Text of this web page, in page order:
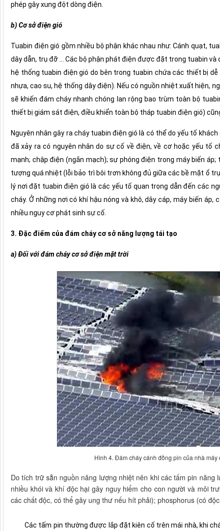
phép gây xung đột dòng điện.
b) Cơ sở điện gió
Tuabin điện gió gồm nhiều bộ phận khác nhau như: Cánh quạt,
dây dẫn, trụ đỡ ... Các bộ phận phát điện được đặt trong tuabin
hệ thống tuabin điện gió do bên trong tuabin chứa các thiết bị
nhựa, cao su, hệ thống dây điện). Nếu có nguồn nhiệt xuất hiện,
sẽ khiến đám cháy nhanh chóng lan rộng bao trùm toàn bộ
thiết bị giám sát điện, điều khiển toàn bộ tháp tuabin điện gió)
Nguyên nhân gây ra cháy tuabin điện gió là có thể do yếu tố
đã xảy ra có nguyên nhân do sự cố về điện, về cơ hoặc yếu tố
mạnh; chập điện (ngắn mạch); sự phóng điện trong máy biến
tượng quá nhiệt (lỗi bảo trì bôi trơn không đủ giữa các bề mặt ổ
lý nơi đặt tuabin điện gió là các yếu tố quan trọng dẫn đến các
cháy. Ở những nơi có khí hậu nóng và khô, dây cáp, máy biến
nhiều nguy cơ phát sinh sự cố.
3. Đặc điểm của đám cháy cơ sở năng lượng tái tạo
a) Đối với đám cháy cơ sở điện mặt trời
Hình 4. Đám cháy cánh đồng pin của nhà
Do tích trữ sẵn nguồn năng lượng nhiệt nên khi các tấm pin
nhiều khói và khí độc hại gây nguy hiểm cho con người và môi
các chất độc, có thể gây ung thư nếu hít phải); phosphorus (có
Các tấm pin thường được lắp đặt kiên cố trên mái nhà, khi